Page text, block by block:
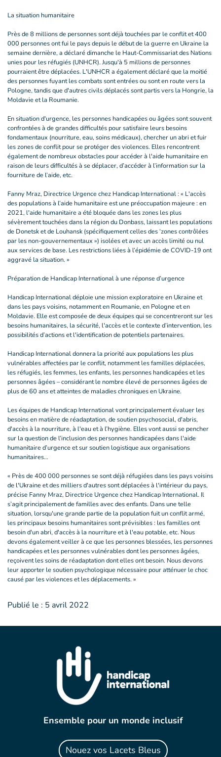
La situation humanitaire
Près de 8 millions de personnes sont déjà touchées par le conflit et 400
000 personnes ont fui le pays depuis le début de la guerre en Ukraine la
semaine dernière, a déclaré dimanche le Haut-Commissariat des Nations
unies pour les réfugiés (UNHCR). Jusqu'à 5 millions de personnes
pourraient être déplacées. L'UNHCR a également déclaré que la moitié
des personnes fuyant les combats sont entrées ou sont en route vers la
Pologne, tandis que d'autres civils déplacés sont partis vers la Hongrie, la
Moldavie et la Roumanie.
En situation d'urgence, les personnes handicapées ou âgées sont souvent
confrontées à de grandes difficultés pour satisfaire leurs besoins
fondamentaux (nourriture, eau, soins médicaux), chercher un abri et fuir
les zones de conflit pour se protéger des violences. Elles rencontrent
également de nombreux obstacles pour accéder à l'aide humanitaire en
raison de leurs difficultés à se déplacer, d’accéder à l’information sur la
fourniture de l’aide, etc.
Fanny Mraz, Directrice Urgence chez Handicap International : « L'accès
des populations à l’aide humanitaire est une préoccupation majeure : en
2021, l'aide humanitaire a été bloquée dans les zones les plus
sévèrement touchées dans la région du Donbass, laissant les populations
de Donetsk et de Louhansk (spécifiquement celles des ‘zones contrôlées
par les non-gouvernementaux ») isolées et avec un accès limité ou nul
aux services de base. Les restrictions liées à l’épidémie de COVID-19 ont
aggravé la situation. »
Préparation de Handicap International à une réponse d’urgence
Handicap International déploie une mission exploratoire en Ukraine et
dans les pays voisins, notamment en Roumanie, en Pologne et en
Moldavie. Elle est composée de deux équipes qui se concentreront sur les
besoins humanitaires, la sécurité, l'accès et le contexte d’intervention, les
possibilités d’actions et l'identification de potentiels partenaires.
Handicap International donnera la priorité aux populations les plus
vulnérables affectées par le conflit, notamment les familles déplacées,
les réfugiés, les femmes, les enfants, les personnes handicapées et les
personnes âgées – considérant le nombre élevé de personnes âgées de
plus de 60 ans et atteintes de maladies chroniques en Ukraine.
Les équipes de Handicap International vont principalement évaluer les
besoins en matière de réadaptation, de soutien psychosocial, d'abris,
d'accès à la nourriture, à l'eau et à l’hygiène. Elles vont aussi se pencher
sur la question de l’inclusion des personnes handicapées dans l'aide
humanitaire d’urgence et sur soutien logistique aux organisations
humanitaires…
« Près de 400 000 personnes se sont déjà réfugiées dans les pays voisins
de l'Ukraine et des milliers d'autres sont déplacées à l'intérieur du pays,
précise Fanny Mraz, Directrice Urgence chez Handicap International. Il
s’agit principalement de familles avec des enfants. Dans une telle
situation, lorsqu'une grande partie de la population fuit un conflit armé,
les principaux besoins humanitaires sont prévisibles : les familles ont
besoin d'un abri, d'accès à la nourriture et à l'eau potable, etc. Nous
devons également veiller à ce que les personnes blessées, les personnes
handicapées et les personnes vulnérables dont les personnes âgées,
reçoivent les soins de réadaptation dont elles ont besoin. Nous devons
leur apporter le soutien psychologique nécessaire pour atténuer le choc
causé par les violences et les déplacements. »
Publié le : 5 avril 2022
Ensemble pour un monde inclusif
Nouez vos Lacets Bleus